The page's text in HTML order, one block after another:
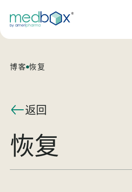
博客 恢复
返回
恢复